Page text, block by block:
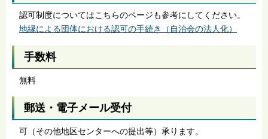
認可制度についてはこちらのページも参考にしてください。
地縁による団体における認可の手続き（自治会の法人化）
手数料
無料
郵送・電子メール受付
可（その他地区センターへの提出等）承ります。